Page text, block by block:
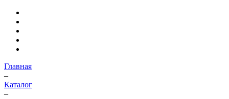
Главная
–
Каталог
–